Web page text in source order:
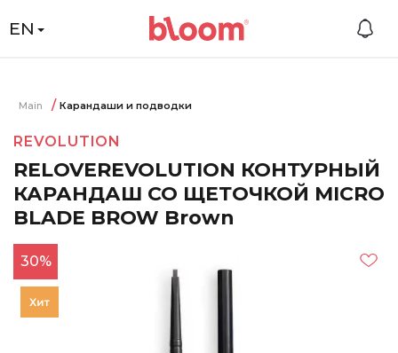
EN
Main Карандаши и подводки
REVOLUTION
RELOVEREVOLUTION КОНТУРНЫЙ
КАРАНДАШ СО ЩЕТОЧКОЙ MICRO
BLADE BROW Brown
30%